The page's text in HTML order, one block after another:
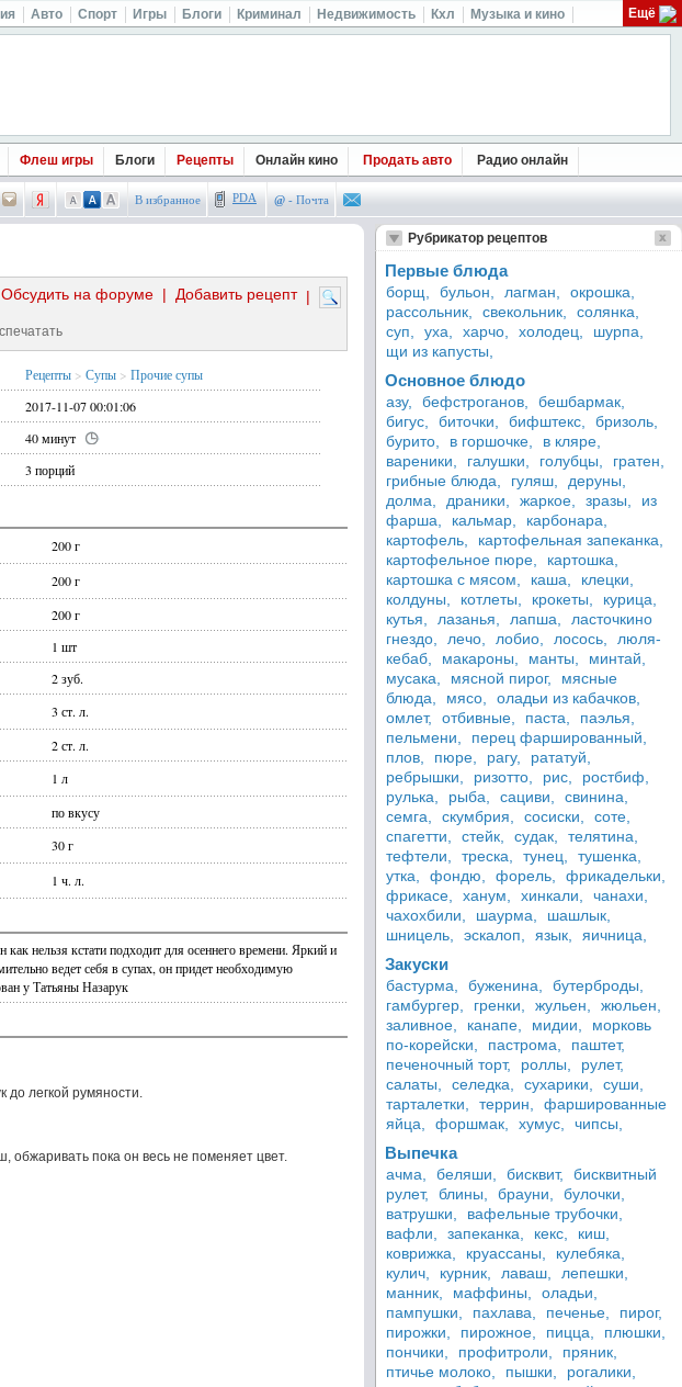
Авто Спорт Игры Блоги Криминал Недвижимость Кхл Музыка и кино Ещё
Флеш игры Блоги Рецепты Онлайн кино Продать авто Радио онлайн
В избранное PDA @ - Почта
|
Добавить рецепт
|
Обсудить на форуме
Рецепты > Супы > Прочие супы
2017-11-07 00:01:06
40 минут
3 порций
200 г
200 г
200 г
1 шт
2 зуб.
3 ст. л.
2 ст. л.
1 л
по вкусу
30 г
1 ч. л.
нельзя кстати подходит для осеннего времени. Яркий и
ведет себя в супах, он придет необходимую
у Татьяны Назарук
до легкой румяности.
пока он весь не поменяет цвет.
Рубрикатор рецептов
Первые блюда
борщ, бульон, лагман,
окрошка,
рассольник,
свекольник,
солянка,
суп,
уха, харчо, холодец,
шурпа,
щи из капусты,
Основное блюдо
азу, бефстроганов,
бешбармак,
бигус,
биточки, бифштекс,
бризоль,
бурито,
в горшочке,
в кляре,
вареники,
галушки, голубцы,
гратен,
грибные блюда,
гуляш,
деруны,
долма,
драники, жаркое, зразы,
из
фарша,
кальмар,
карбонара,
картофель,
картофельная запеканка,
картофельное пюре,
картошка,
картошка с мясом,
каша,
клецки,
колдуны,
котлеты, крокеты,
курица,
кутья,
лазанья, лапша,
ласточкино
гнездо,
лечо, лобио, лосось,
люля-
кебаб,
макароны, манты,
минтай,
мусака,
мясной пирог,
мясные
блюда,
мясо,
оладьи из кабачков,
омлет,
отбивные, паста,
паэлья,
пельмени,
перец фаршированный,
плов,
пюре, рагу,
рататуй,
ребрышки,
ризотто, рис,
ростбиф,
рулька,
рыба, сациви,
свинина,
семга,
скумбрия, сосиски,
соте,
спагетти,
стейк, судак,
телятина,
тефтели,
треска, тунец,
тушенка,
утка,
фондю, форель,
фрикадельки,
фрикасе,
ханум, хинкали,
чанахи,
чахохбили,
шаурма,
шашлык,
шницель,
эскалоп, язык, яичница,
Закуски
бастурма, буженина,
бутерброды,
гамбургер,
гренки, жульен,
жюльен,
заливное,
канапе, мидии,
морковь
по-корейски,
пастрома,
паштет,
печеночный торт,
роллы,
рулет,
салаты,
селедка, сухарики,
суши,
тарталетки,
террин,
фаршированные
яйца,
форшмак, хумус, чипсы,
Выпечка
ачма, беляши, бисквит,
бисквитный
рулет,
блины, брауни,
булочки,
ватрушки,
вафельные трубочки,
вафли,
запеканка, кекс,
киш,
коврижка,
круассаны,
кулебяка,
кулич,
курник, лаваш,
лепешки,
манник,
маффины,
оладьи,
пампушки,
пахлава, печенье,
пирог,
пирожки,
пирожное, пицца,
плюшки,
пончики,
профитроли,
пряник,
птичье молоко,
пышки,
рогалики,